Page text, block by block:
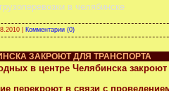
в челябинске
Комментарии (0)
ЗАКРОЮТ ДЛЯ ТРАНСПОРТА
в центре Челябинска
перекроют в связи с